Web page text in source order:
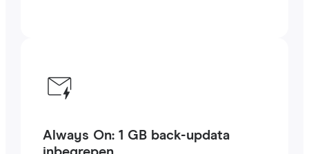
Always On: 1 GB back-updata